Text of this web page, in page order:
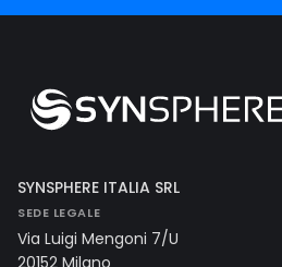
SYNSPHERE ITALIA SRL
SEDE LEGALE
Via Luigi Mengoni 7/U